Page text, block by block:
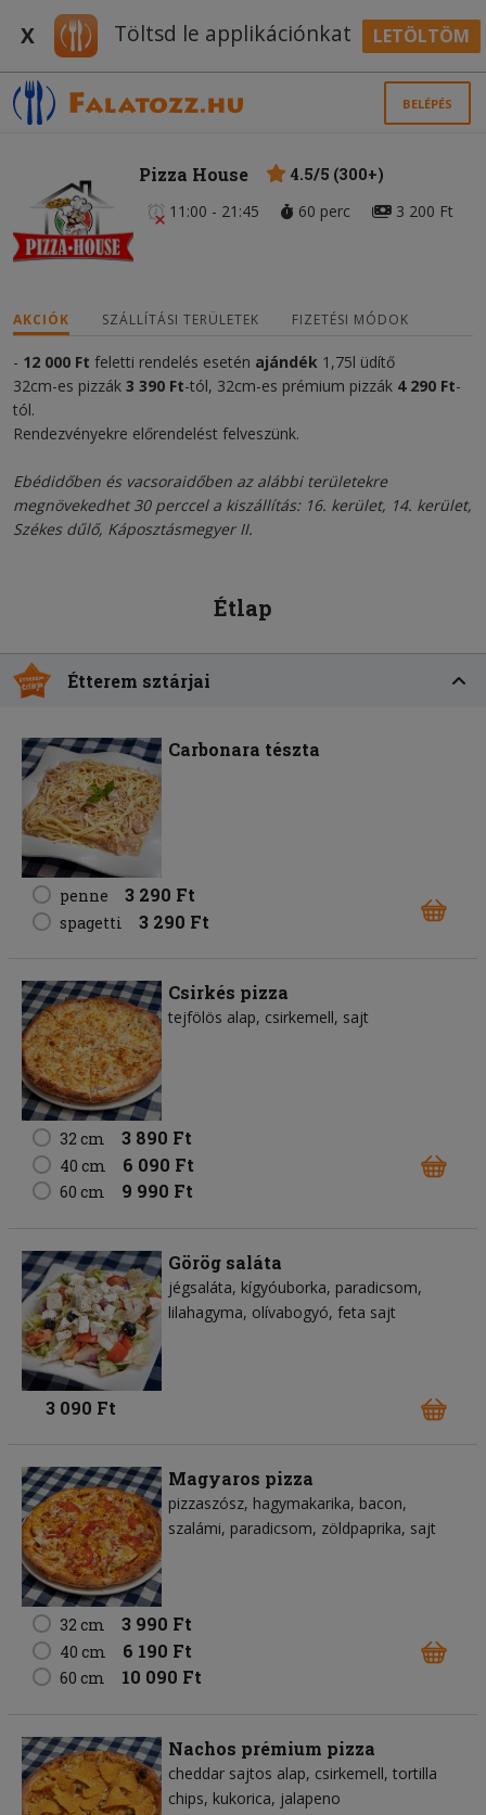
X Töltsd le applikációnkat LETÖLTÖM
BELÉPÉS
Pizza House
4.5/5 (300+)
11:00 - 21:45
60 perc 3 200 Ft
AKCIÓK SZÁLLÍTÁSI TERÜLETEK FIZETÉSI MÓDOK
- 12 000 Ft feletti rendelés esetén ajándék 1,75l üdítő
32cm-es pizzák 3 390 Ft-tól, 32cm-es prémium pizzák 4 290 Ft-
tól.
Rendezvényekre előrendelést felveszünk.
Ebédidőben és vacsoraidőben az alábbi területekre
megnövekedhet 30 perccel a kiszállítás: 16. kerület, 14. kerület,
Székes dűlő, Káposztásmegyer II.
Étlap
Étterem sztárjai
Carbonara tészta
penne 3 290 Ft
spagetti 3 290 Ft
Csirkés pizza
tejfölös alap csirkemell sajt
32 cm 3 890 Ft
40 cm 6 090 Ft
60 cm 9 990 Ft
Görög saláta
jégsaláta kígyóuborka paradicsom
lilahagyma olívabogyó feta sajt
3 090 Ft
Magyaros pizza
pizzaszósz hagymakarika bacon
szalámi paradicsom zöldpaprika sajt
32 cm 3 990 Ft
40 cm 6 190 Ft
60 cm 10 090 Ft
Nachos prémium pizza
cheddar sajtos alap csirkemell tortilla
chips kukorica jalapeno